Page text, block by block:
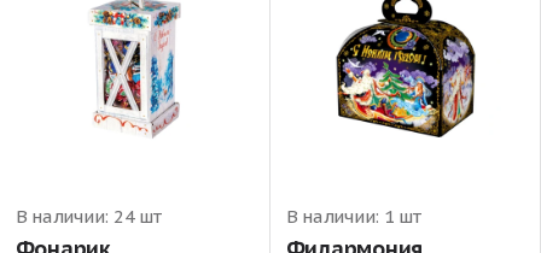
В наличии: 24 шт В наличии: 1 шт